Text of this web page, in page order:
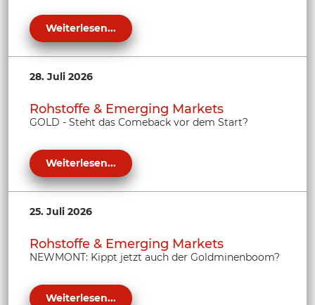
Weiterlesen...
28. Juli 2026
Rohstoffe & Emerging Markets
GOLD - Steht das Comeback vor dem Start?
Weiterlesen...
25. Juli 2026
Rohstoffe & Emerging Markets
NEWMONT: Kippt jetzt auch der Goldminenboom?
Weiterlesen...